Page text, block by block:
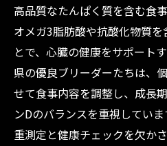
高品質なたんぱく質を含む食
オメガ3脂肪酸や抗酸化物質
とで、心臓の健康をサポート
県の優良ブリーダーたちは、
せて食事内容を調整し、成長
ンDのバランスを重視してい
重測定と健康チェックを欠か